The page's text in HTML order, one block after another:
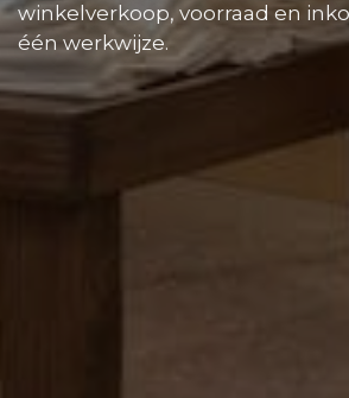
winkelverkoop, voorraad en
één werkwijze.